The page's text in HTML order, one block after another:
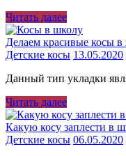
Читать далее
Делаем красивые косы в
Детские косы 13.05.2020
Данный тип укладки
Читать далее
Какую косу заплести в
Детские косы 06.05.2020